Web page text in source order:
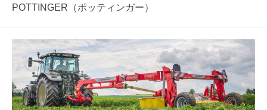
POTTINGER（ポッティンガー）